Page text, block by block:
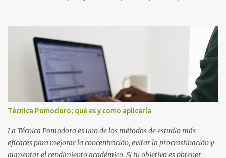
cuáles son los errores más comunes al estudiar, por qué afectan tu
rendimiento y qué puedes hacer para evitarlos. Si eres estudiante
de primaria, secundaria, bachillerato o universidad, estos consejos
te ayudarán a desarrollar hábitos de estudio mucho más efectivos.
¿Por qué es importante identificar los errores al estudiar? Muchas
personas creen que estudiar durante varias horas garantiza
buenos resultados. Sin embargo, la calidad del estudio es mucho
más importante que la cantidad de tiempo invertido. Cuando
detectas y corrige...
Técnica Pomodoro; qué es y como aplicarla
La Técnica Pomodoro es uno de los métodos de estudio más
eficaces para mejorar la concentración, evitar la procrastinación y
aumentar el rendimiento académico. Si tu objetivo es obtener